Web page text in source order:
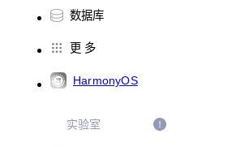
数据库
更 多
HarmonyOS
实验室